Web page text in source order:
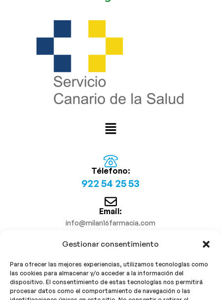
Gestionar consentimiento
Para ofrecer las mejores experiencias, utilizamos tecnologías como
las cookies para almacenar y/o acceder a la información del
dispositivo. El consentimiento de estas tecnologías nos permitirá
procesar datos como el comportamiento de navegación o las
Télefono:
922 54 25 53
Email:
info@milan16farmacia.com
¡Síguenos!